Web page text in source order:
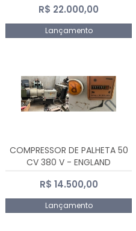
R$ 22.000,00
Lançamento
COMPRESSOR DE PALHETA 50
CV 380 V - ENGLAND
R$ 14.500,00
Lançamento